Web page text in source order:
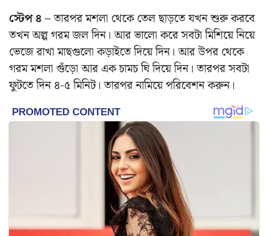
স্টেপ ৪ –তারপর মশলা থেকে তেল ছাড়তে যখন শুরু করবে
তখন অল্প গরম জল দিন। আর ভালো করে সবটা মিশিয়ে নিয়ে
ভেজে রাখা মাছগুলো কড়াইতে দিয়ে দিন। আর উপর থেকে
গরম মশলা গুঁড়ো আর এক চামচ ঘি দিয়ে দিন। তারপর সবটা
ফুটতে দিন ৪-৫ মিনিট। তারপর নামিয়ে পরিবেশন করুন।